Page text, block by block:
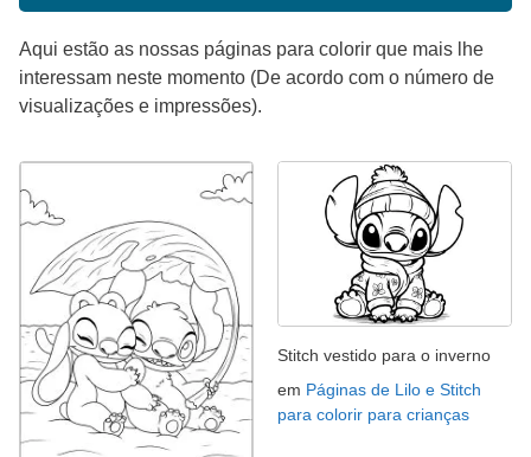
Aqui estão as nossas páginas para colorir que mais lhe
interessam neste momento (De acordo com o número de
visualizações e impressões).
Stitch vestido para o inverno
em Páginas de Lilo e Stitch
para colorir para crianças